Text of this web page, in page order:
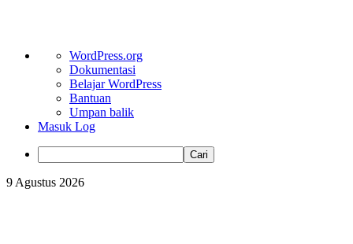
Tentang
WordPress
WordPress.org
Dokumentasi
Belajar WordPress
Bantuan
Umpan balik
Masuk Log
Cari
Skip
9 Agustus 2026